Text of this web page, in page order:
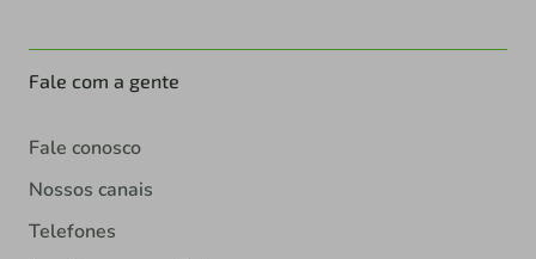
Fale com a gente
Fale conosco
Nossos canais
Telefones